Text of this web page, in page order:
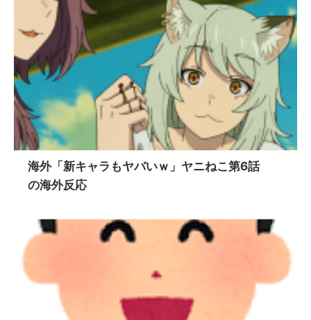
海外「新キャラもヤバいｗ」ヤニねこ第6話
の海外反応